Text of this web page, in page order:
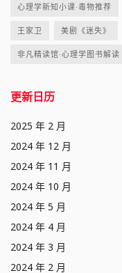
心理学新知小课·毒物推荐
王家卫 美剧《迷失》
非凡精读馆·心理学图书解读
更新日历
2025 年 2 月
2024 年 12 月
2024 年 11 月
2024 年 10 月
2024 年 5 月
2024 年 4 月
2024 年 3 月
2024 年 2 月